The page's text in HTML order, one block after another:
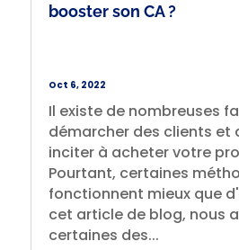
booster son CA ?
Oct 6, 2022
Il existe de nombreuses
démarcher des clients et
inciter à acheter votre
Pourtant, certaines
fonctionnent mieux que
cet article de blog, nous
certaines des...